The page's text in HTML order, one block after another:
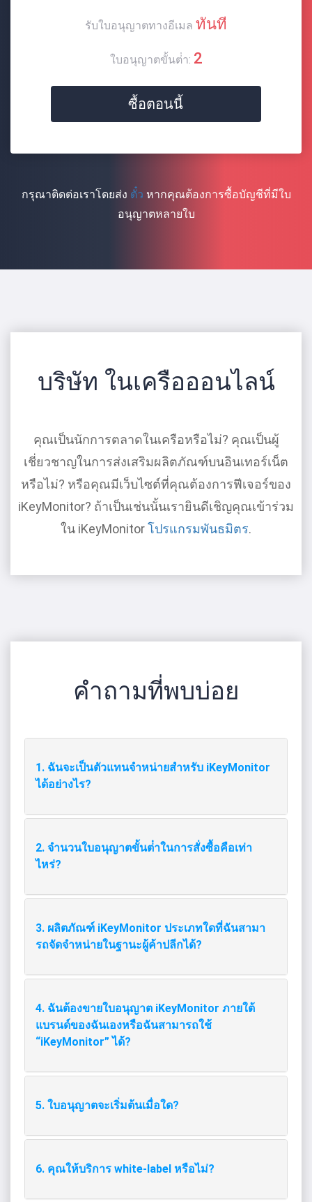
รับใบอนุญาตทางอีเมล ทันที
ใบอนุญาตขั้นต่ํา: 2
ซื้อตอนนี้
กรุณาติดต่อเราโดยส่ง ตั๋ว หากคุณต้องการซื้อบัญชีที่มีใบ
อนุญาตหลายใบ
บริษัท ในเครือออนไลน์
คุณเป็นนักการตลาดในเครือหรือไม่? คุณเป็นผู้
เชี่ยวชาญในการส่งเสริมผลิตภัณฑ์บนอินเทอร์เน็ต
หรือไม่? หรือคุณมีเว็บไซต์ที่คุณต้องการฟีเจอร์ของ
iKeyMonitor? ถ้าเป็นเช่นนั้นเรายินดีเชิญคุณเข้าร่วม
ใน iKeyMonitorโปรแกรมพันธมิตร.
คําถามที่พบบ่อย
1. ฉันจะเป็นตัวแทนจําหน่ายสําหรับ iKeyMonitor
ได้อย่างไร?
2. จํานวนใบอนุญาตขั้นต่ําในการสั่งซื้อคือเท่า
ไหร่?
3. ผลิตภัณฑ์ iKeyMonitor ประเภทใดที่ฉันสามา
รถจัดจําหน่ายในฐานะผู้ค้าปลีกได้?
4. ฉันต้องขายใบอนุญาต iKeyMonitor ภายใต้
แบรนด์ของฉันเองหรือฉันสามารถใช้
“iKeyMonitor” ได้?
5. ใบอนุญาตจะเริ่มต้นเมื่อใด?
6. คุณให้บริการ white-label หรือไม่?